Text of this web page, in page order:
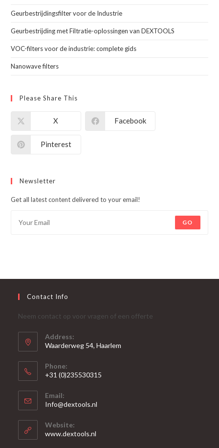
Geurbestrijdingsfilter voor de Industrie
Geurbestrijding met Filtratie-oplossingen van DEXTOOLS
VOC-filters voor de industrie: complete gids
Nanowave filters
Please Share This
X Facebook
Pinterest
Newsletter
Get all latest content delivered to your email!
GO
Contact Info
Neem contact op voor vragen of een offerte
Address:
Waarderweg 54, Haarlem
Phone:
+31 (0)235530315
in
je
toepassing
Email:
Info@dextools.nl
Website:
www.dextools.nl